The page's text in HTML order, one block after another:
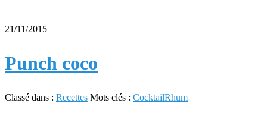
21/11/2015
Punch coco
Classé dans : Recettes Mots clés : CocktailRhum